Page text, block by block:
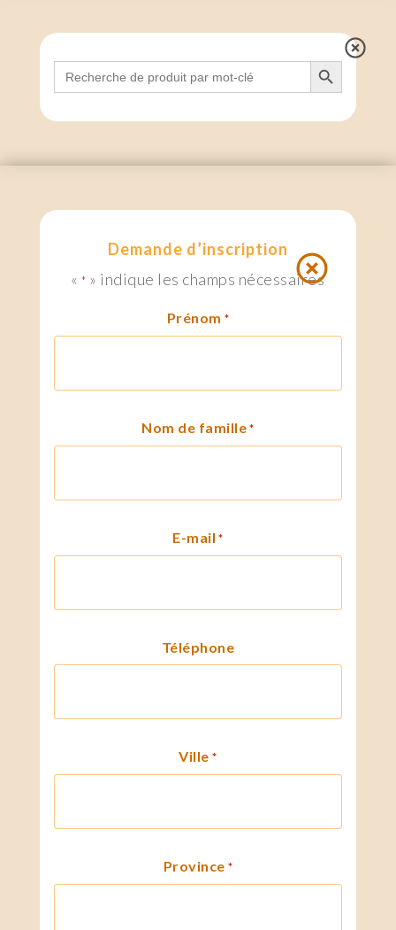
Search
for:
Search Button
Demande d’inscription
«* » indique les champs nécessaires
Prénom *
Nom de famille *
E-mail *
Téléphone
Ville *
Province *